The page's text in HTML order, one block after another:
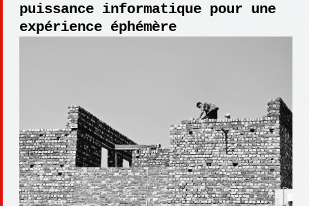
puissance informatique pour une
expérience éphémère